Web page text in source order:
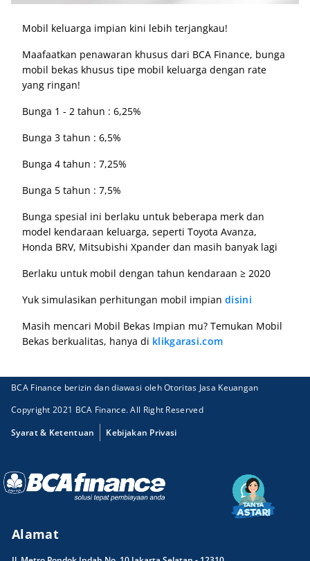
Mobil keluarga impian kini lebih terjangkau!
Maafaatkan penawaran khusus dari BCA Finance, bunga
mobil bekas khusus tipe mobil keluarga dengan rate
yang ringan!
Bunga 1 - 2 tahun : 6,25%
Bunga 3 tahun : 6,5%
Bunga 4 tahun : 7,25%
Bunga 5 tahun : 7,5%
Bunga spesial ini berlaku untuk beberapa merk dan
model kendaraan keluarga, seperti Toyota Avanza,
Honda BRV, Mitsubishi Xpander dan masih banyak lagi
Berlaku untuk mobil dengan tahun kendaraan ≥ 2020
Yuk simulasikan perhitungan mobil impian disini
Masih mencari Mobil Bekas Impian mu? Temukan Mobil
Bekas berkualitas, hanya di klikgarasi.com
BCA Finance berizin dan diawasi oleh Otoritas Jasa Keuangan
Copyright 2021 BCA Finance. All Right Reserved
Syarat & Ketentuan
Kebijakan Privasi
Alamat